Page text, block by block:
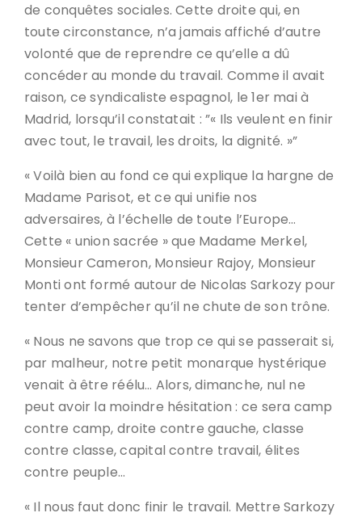
de conquêtes sociales. Cette droite qui, en
toute circonstance, n’a jamais affiché d’autre
volonté que de reprendre ce qu’elle a dû
concéder au monde du travail. Comme il avait
raison, ce syndicaliste espagnol, le 1er mai à
Madrid, lorsqu’il constatait : ”« Ils veulent en finir
avec tout, le travail, les droits, la dignité. »”
« Voilà bien au fond ce qui explique la hargne de
Madame Parisot, et ce qui unifie nos
adversaires, à l’échelle de toute l’Europe…
Cette « union sacrée » que Madame Merkel,
Monsieur Cameron, Monsieur Rajoy, Monsieur
Monti ont formé autour de Nicolas Sarkozy pour
tenter d’empêcher qu’il ne chute de son trône.
« Nous ne savons que trop ce qui se passerait si,
par malheur, notre petit monarque hystérique
venait à être réélu… Alors, dimanche, nul ne
peut avoir la moindre hésitation : ce sera camp
contre camp, droite contre gauche, classe
contre classe, capital contre travail, élites
contre peuple…
« Il nous faut donc finir le travail. Mettre Sarkozy